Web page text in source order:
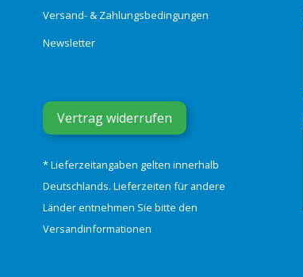
Versand- & Zahlungsbedingungen
Newsletter
Vertrag widerrufen
* Lieferzeitangaben gelten innerhalb
Deutschlands. Lieferzeiten für andere
Länder entnehmen Sie bitte den
Versandinformationen